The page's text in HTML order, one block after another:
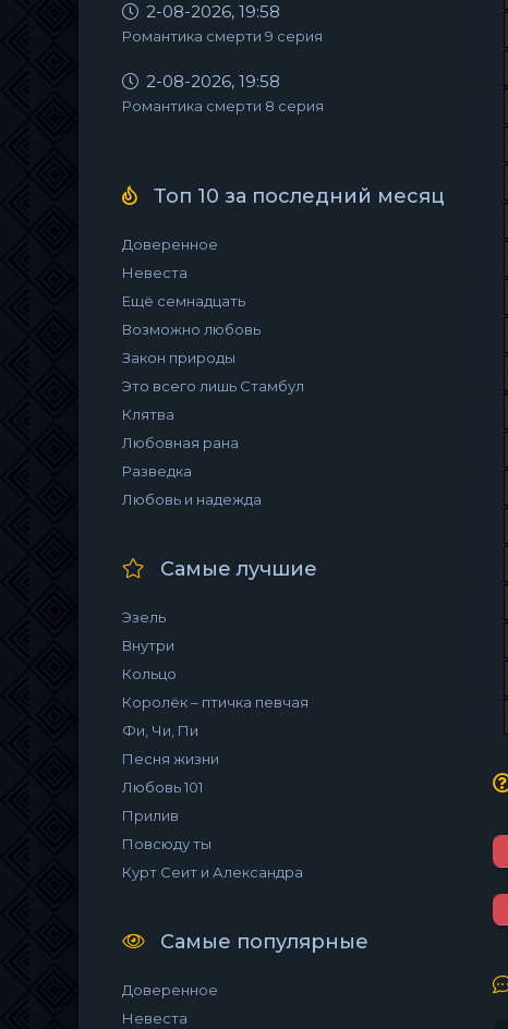
2-08-2026, 19:58
Романтика смерти 9 серия
2-08-2026, 19:58
Романтика смерти 8 серия
Топ 10 за последний месяц
Доверенное
Невеста
Ещё семнадцать
Возможно любовь
Закон природы
Это всего лишь Стамбул
Клятва
Любовная рана
Разведка
Любовь и надежда
Самые лучшие
Эзель
Внутри
Кольцо
Королёк – птичка певчая
Фи, Чи, Пи
Песня жизни
Любовь 101
Прилив
Повсюду ты
Курт Сеит и Александра
Самые популярные
Доверенное
Невеста